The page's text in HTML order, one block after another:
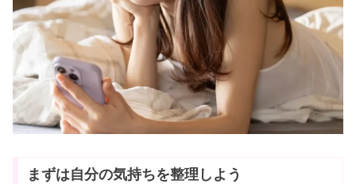
まずは自分の気持ちを整理しよう